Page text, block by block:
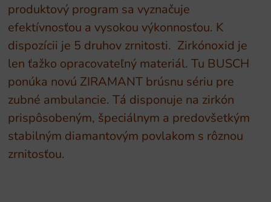
produktový program sa vyznačuje
efektívnosťou a vysokou výkonnosťou. K
dispozícii je 5 druhov zrnitosti. Zirkónoxid je
len ťažko opracovateľný materiál. Tu BUSCH
ponúka novú ZIRAMANT brúsnu sériu pre
zubné ambulancie. Tá disponuje na zirkón
prispôsobeným, špeciálnym a predovšetkým
stabilným diamantovým povlakom s rôznou
zrnitosťou.